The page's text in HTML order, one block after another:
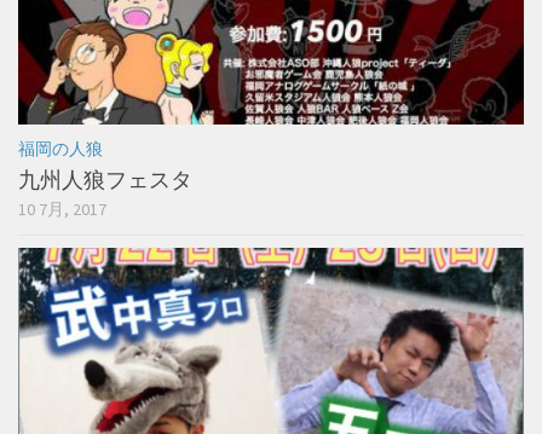
福岡の人狼
九州人狼フェスタ
10 7月, 2017